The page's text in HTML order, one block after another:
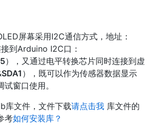
屏幕采用I2C通信方式，地址：
到Arduino I2C口：
），又通过电平转换芯片同时连接到虚
SDA1 ），既可以作为传感器数据显示
窗口使用。
库文件，文件下载请点击我 库文件的
考如何安装库？